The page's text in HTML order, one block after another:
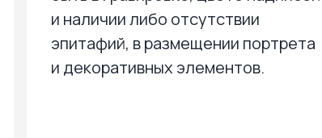
и наличии либо отсутствии
эпитафий, в размещении портрета
и декоративных элементов.